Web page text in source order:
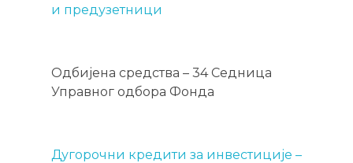
и предузетници
Одбијена средства – 34 Седница
Управног одбора Фонда
Дугорочни кредити за инвестиције –